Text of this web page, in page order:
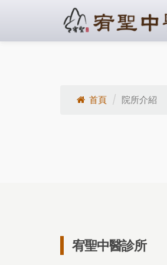
首頁 院所介紹
宥聖中醫診所